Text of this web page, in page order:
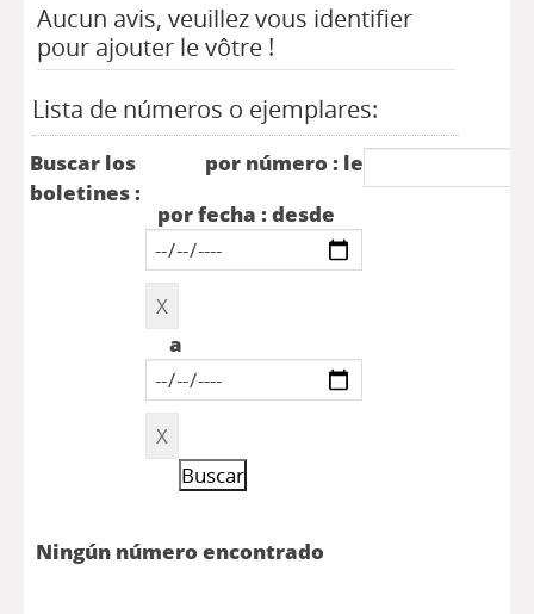
Aucun avis, veuillez vous identifier
pour ajouter le vôtre !
Lista de números o ejemplares:
Buscar los
boletines :
por número : le
por fecha : desde
a
Ningún número encontrado